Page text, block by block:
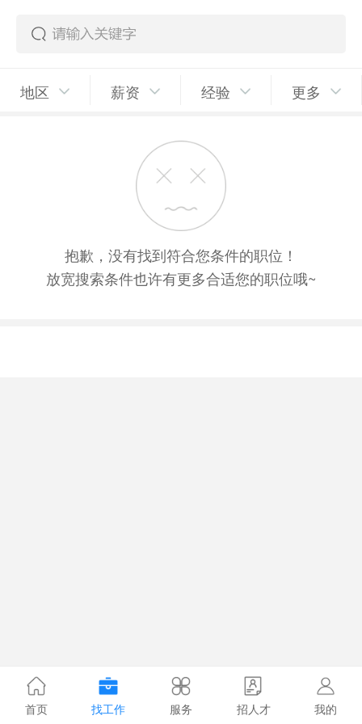
地区 薪资 经验 更多
抱歉，没有找到符合您条件的职位！
放宽搜索条件也许有更多合适您的职位哦~
首页 找工作 服务 招人才 我的